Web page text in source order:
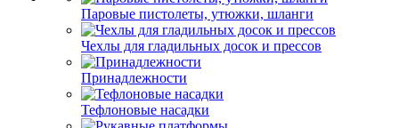
Паровые пистолеты, утюжки, шланги
Чехлы для гладильных досок и прессов
Принадлежности
Тефлоновые насадки